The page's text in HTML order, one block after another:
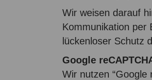
Wir weisen darauf
Kommunikation per
lückenloser Schutz
Google
Wir nutzen “Google